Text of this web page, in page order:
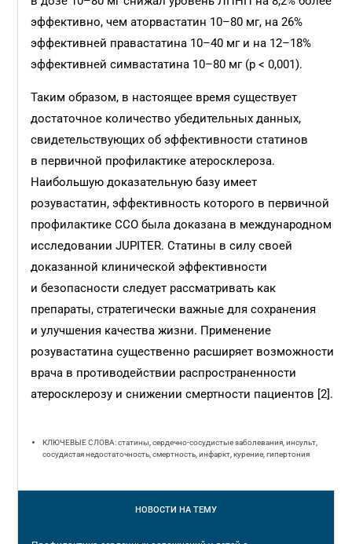
эффективно, чем аторвастатин 10–80 мг, на 26%
эффективней правастатина 10–40 мг и на 12–18%
эффективней симвастатина 10–80 мг (р < 0,001).
Таким образом, в настоящее время существует
достаточное количество убедительных данных,
свидетельствующих об эффективности статинов
в первичной профилактике атеросклероза.
Наибольшую доказательную базу имеет
розувастатин, эффективность которого в первичной
профилактике ССО была доказана в международном
исследовании JUPITER. Статины в силу своей
доказанной клинической эффективности
и безопасности следует рассматривать как
препараты, стратегически важные для сохранения
и улучшения качества жизни. Применение
розувастатина существенно расширяет возможности
врача в противодействии распространенности
атеросклерозу и снижении смертности пациентов [2].
КЛЮЧЕВЫЕ СЛОВА: статины, сердечно-сосудистые заболевания, инсульт,
сосудистая недостаточность, смертность, инфаркт, курение, гипертония
НОВОСТИ НА ТЕМУ